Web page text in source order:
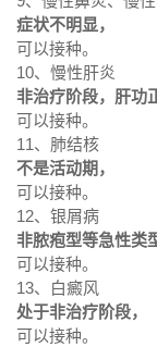
症状不明显，
可以接种。
10、慢性肝炎
非治疗阶段，肝功
可以接种。
11、肺结核
不是活动期，
可以接种。
12、银屑病
非脓疱型等急性类
可以接种。
13、白癜风
处于非治疗阶段，
可以接种。